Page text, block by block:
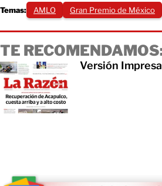
Temas: AMLO Gran Premio de México
TE
Versión